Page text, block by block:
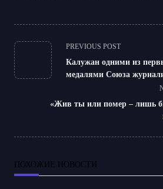
<span
class="nav-
subtitle
PREVIOUS POST
Калужан одними из
медалями Союза
«Жив ты или помер – лишь
ПОХОЖИЕ НОВОСТИ